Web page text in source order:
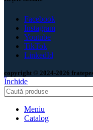
Facebook
Instagram
Youtube
TikTok
LinkedId
copyright © 2024-2026
Închide
Meniu
Catalog